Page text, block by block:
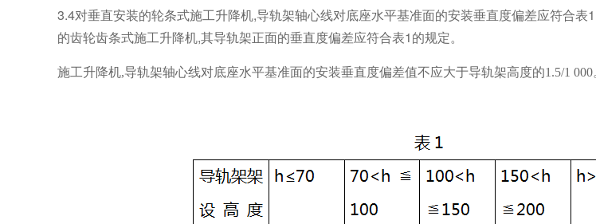
3.4对垂直安装的轮条式施工升降机,导轨架轴心线对底座水平基准面的安装垂直度偏差应符合表
的齿轮齿条式施工升降机,其导轨架正面的垂直度偏差应符合表1的规定。
施工升降机,导轨架轴心线对底座水平基准面的安装垂直度偏差值不应大于导轨架高度的1.5/1 000